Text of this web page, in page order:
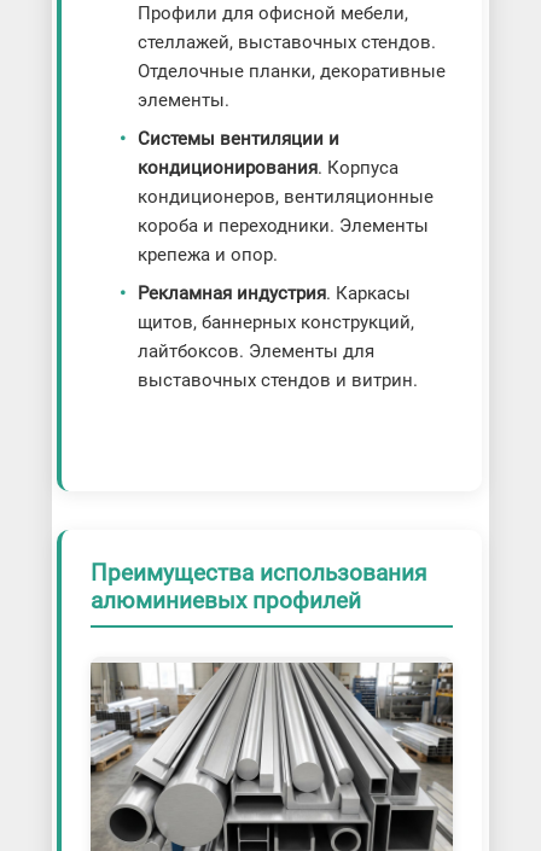
Профили для офисной мебели,
стеллажей, выставочных стендов.
Отделочные планки, декоративные
элементы.
Системы вентиляции и
кондиционирования. Корпуса
кондиционеров, вентиляционные
короба и переходники. Элементы
крепежа и опор.
Рекламная индустрия. Каркасы
щитов, баннерных конструкций,
лайтбоксов. Элементы для
выставочных стендов и витрин.
Преимущества использования
алюминиевых профилей